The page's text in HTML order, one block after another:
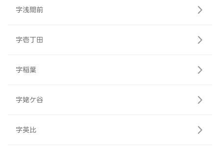
字浅間前
字壱丁田
字稲葉
字姥ケ谷
字英比